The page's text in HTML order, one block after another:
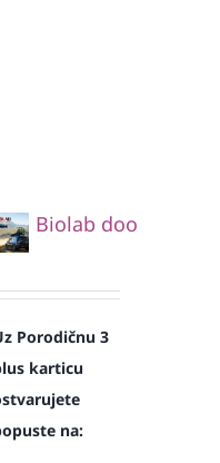
Biolab doo
Porodičnu 3
karticu
na: